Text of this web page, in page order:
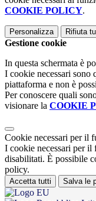
COOKIE POLICY.
Personalizza Rifiuta
Gestione cookie
In questa schermata è
I cookie necessari sono
piattaforma e non è
Per conoscere quali
visionare la COOKIE
Cookie necessari per il
I cookie necessari per il
disabilitati. È possibile
policy.
Accetta tutti Salva le